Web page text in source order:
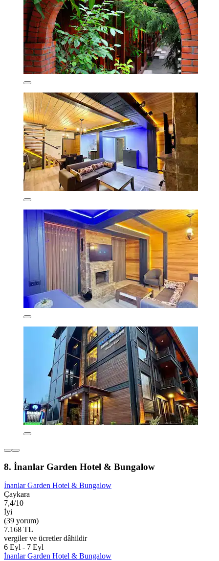
8. İnanlar Garden Hotel & Bungalow
İnanlar Garden Hotel & Bungalow
Çaykara
7,4/10
İyi
(39 yorum)
7.168 TL
vergiler ve ücretler dâhildir
6 Eyl - 7 Eyl
İnanlar Garden Hotel & Bungalow